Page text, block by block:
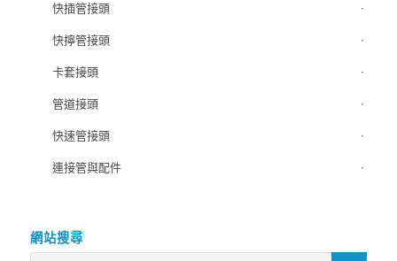
快插管接頭
快擰管接頭
卡套接頭
管道接頭
快速管接頭
連接管與配件
網站搜尋